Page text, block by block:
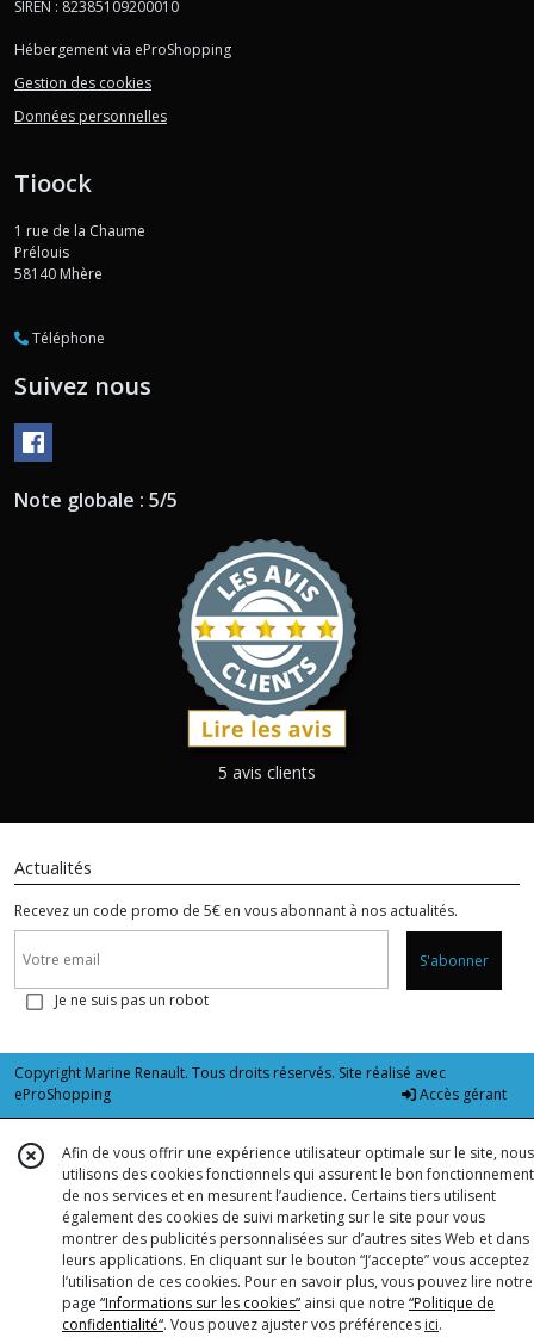
SIREN : 82385109200010
Hébergement via eProShopping
Gestion des cookies
Données personnelles
Tioock
1 rue de la Chaume
Prélouis
58140 Mhère
Téléphone
Suivez nous
Note globale : 5/5
5 avis clients
Actualités
Recevez un code promo de 5€ en vous abonnant à nos actualités.
S'abonner
Je ne suis pas un robot
Copyright Marine Renault. Tous droits réservés. Site réalisé avec
eProShopping
Accès gérant
Afin de vous offrir une expérience utilisateur optimale sur le site, nous
utilisons des cookies fonctionnels qui assurent le bon fonctionnement
de nos services et en mesurent l’audience. Certains tiers utilisent
également des cookies de suivi marketing sur le site pour vous
montrer des publicités personnalisées sur d’autres sites Web et dans
leurs applications. En cliquant sur le bouton “J’accepte” vous acceptez
l’utilisation de ces cookies. Pour en savoir plus, vous pouvez lire notre
page “Informations sur les cookies” ainsi que notre “Politique de
confidentialité“. Vous pouvez ajuster vos préférences ici.